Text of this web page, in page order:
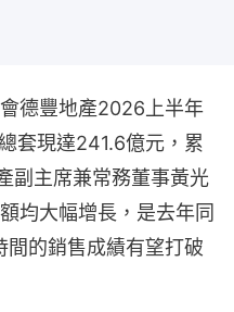
德豐地產2026上半年
套現達241.6億元，累
副主席兼常務董事黃光
均大幅增長，是去年同
的銷售成績有望打破